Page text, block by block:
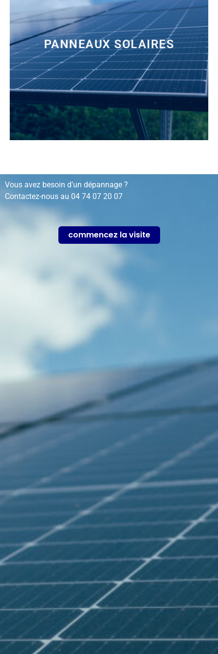
PANNEAUX SOLAIRES
installation, rénovation, dépannage…
Vous avez besoin d’un dépannage ?
Contactez-nous au 04 74 07 20 07
commencez la visite